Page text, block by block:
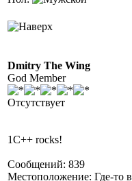
Dmitry The Wing
God Member
Отсутствует
1C++ rocks!
Сообщений: 839
Местоположение: Где-то в